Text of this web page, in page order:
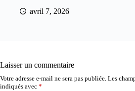
avril 7, 2026
Laisser un commentaire
Votre adresse e-mail ne sera pas publiée. Les
indiqués avec *